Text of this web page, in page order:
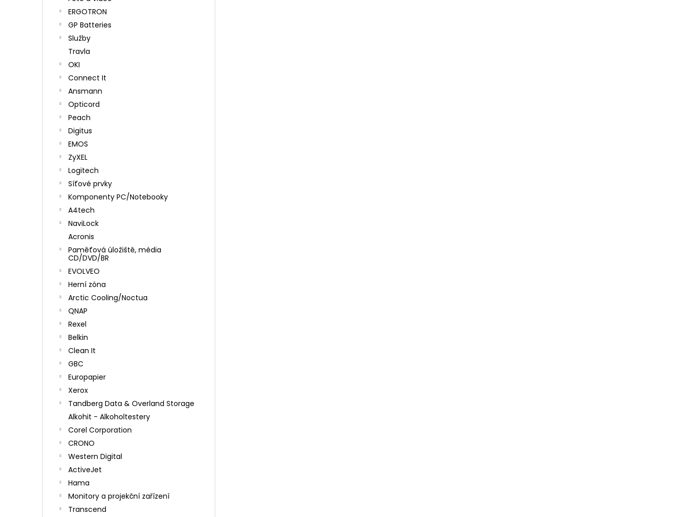
ERGOTRON
GP Batteries
Služby
Travla
OKI
Connect It
Ansmann
Opticord
Peach
Digitus
EMOS
ZyXEL
Logitech
Síťové prvky
Komponenty PC/Notebooky
A4tech
NaviLock
Acronis
Paměťová úložiště, média
CD/DVD/BR
EVOLVEO
Herní zóna
Arctic Cooling/Noctua
QNAP
Rexel
Belkin
Clean It
GBC
Europapier
Xerox
Tandberg Data & Overland Storage
Alkohit - Alkoholtestery
Corel Corporation
CRONO
Western Digital
ActiveJet
Hama
Monitory a projekční zařízení
Transcend